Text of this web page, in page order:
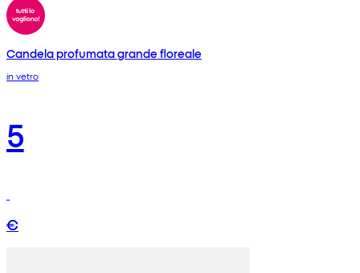
Candela profumata grande floreale
in vetro
5
€